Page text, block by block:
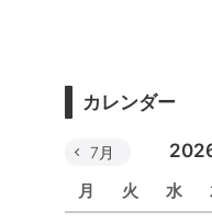
カレンダー
月 火 水
7月